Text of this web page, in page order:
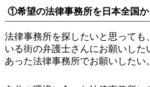
①希望の法律事務所を日本全国
法律事務所を探したいと思っても
いる街の弁護士さんにお願いし
あった法律事務所でお願いしたい。